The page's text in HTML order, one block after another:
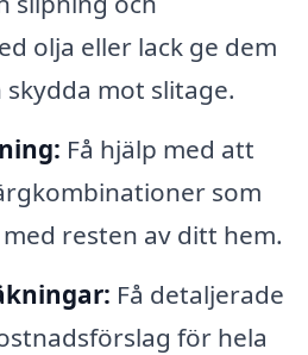
olja eller lack ge dem
mot slitage.
Få hjälp med att
som
resten av ditt hem.
Få detaljerade
för hela